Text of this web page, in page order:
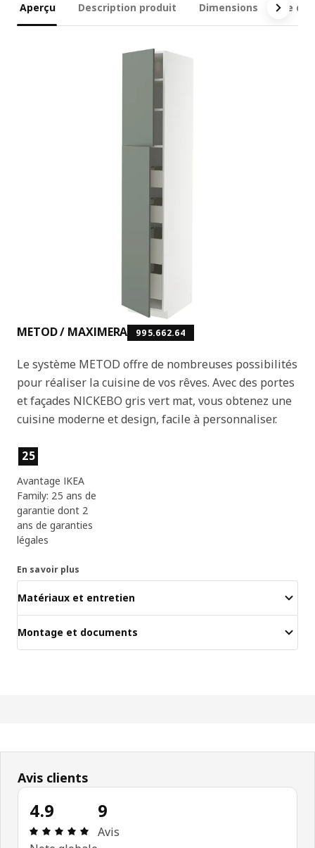
Aperçu Description produit Dimensions Ce
METOD / MAXIMERA 995.662.64
Le système METOD offre de nombreuses possibilités
pour réaliser la cuisine de vos rêves. Avec des portes
et façades NICKEBO gris vert mat, vous obtenez une
cuisine moderne et design, facile à personnaliser.
Caractéristiques du produit
25
Avantage IKEA
Family: 25 ans de
garantie dont 2
ans de garanties
légales
En savoir plus
Matériaux et entretien
Montage et documents
Avis clients
4.9
Avis: 4.9 sur 5 étoiles Nombre total d'avis: 9
9
Avis